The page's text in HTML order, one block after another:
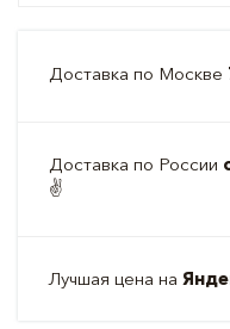
Доставка по Москве
Доставка по России
✌️
Лучшая цена на